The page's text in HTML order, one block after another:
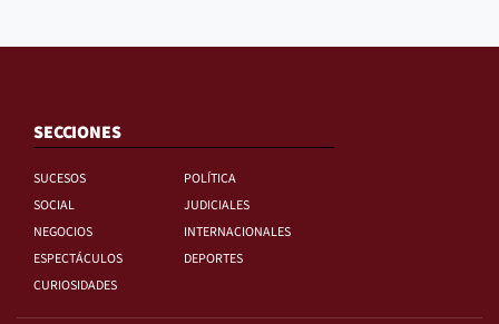
SECCIONES
SUCESOS
POLÍTICA
SOCIAL
JUDICIALES
NEGOCIOS
INTERNACIONALES
ESPECTÁCULOS
DEPORTES
CURIOSIDADES